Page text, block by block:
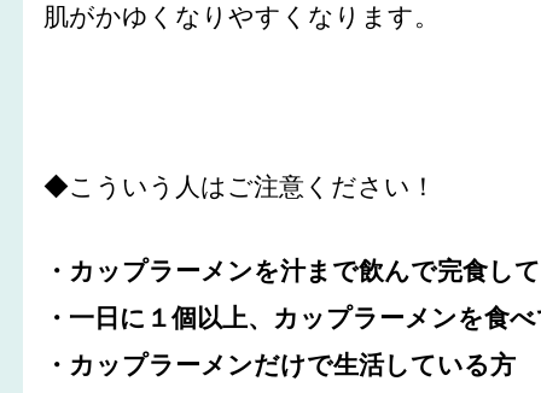
肌がかゆくなりやすくなります。
◆こういう人はご注意ください！
・カップラーメンを汁まで飲んで完食し
・一日に１個以上、カップラーメンを食
・カップラーメンだけで生活している方